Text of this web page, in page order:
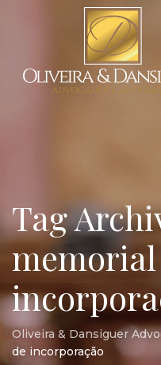
Tag
Oliveira & Dansiguer
de incorporação